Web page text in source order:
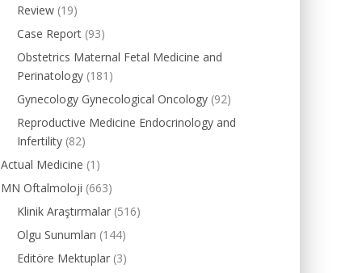
Review (19)
Case Report (93)
Obstetrics Maternal Fetal Medicine and
Perinatology (181)
Gynecology Gynecological Oncology (92)
Reproductive Medicine Endocrinology and
Infertility (82)
Actual Medicine (1)
MN Oftalmoloji (663)
Klinik Araştırmalar (516)
Olgu Sunumları (144)
Editöre Mektuplar (3)